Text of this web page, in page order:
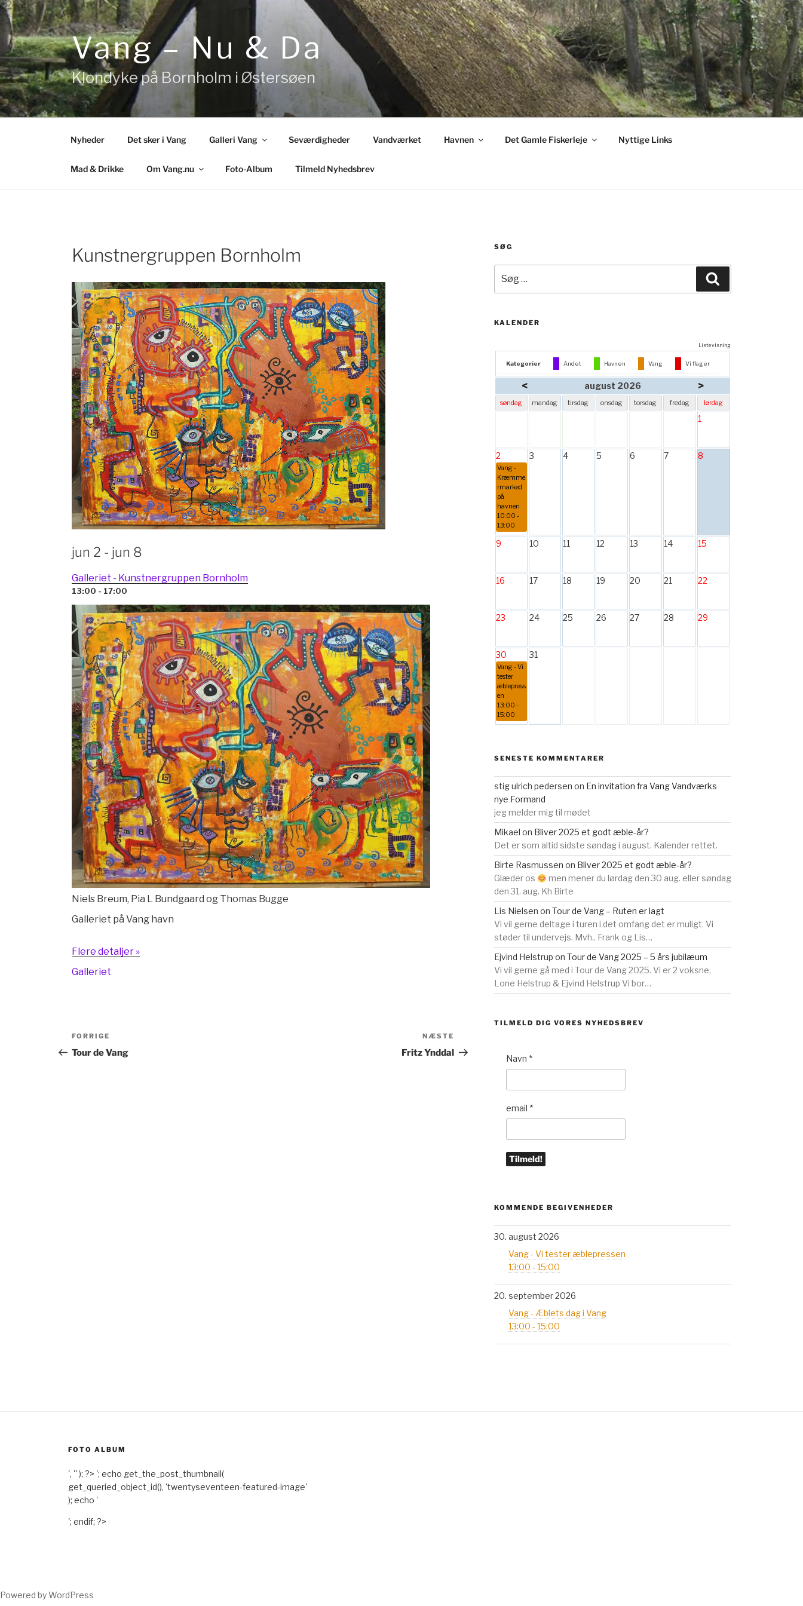
Videre
til
indhold
Vang – Nu & Da
Klondyke på Bornholm i Østersøen
Nyheder Det sker i Vang Galleri Vang Seværdigheder Vandværket Havnen Det Gamle Fiskerleje Nyttige Links
Mad & Drikke Om Vang.nu Foto-Album Tilmeld Nyhedsbrev
Kunstnergruppen Bornholm
jun 2 - jun 8
Galleriet - Kunstnergruppen Bornholm
13:00 - 17:00
Niels Breum, Pia L Bundgaard og Thomas Bugge
Galleriet på Vang havn
Flere detaljer »
Galleriet
Indlægsnavigation
Forrige
indlæg
FORRIGE
Tour de Vang
indlæg
NÆSTE
Fritz Ynddal
SØG
efter:
KALENDER
Listevisning
Kategorier Andet Havnen Vang Vi flager
< august 2026 >
søndag mandag tirsdag onsdag torsdag fredag lørdag
1
2
Vang -
Kræmme
rmarked
på
havnen
10:00 -
13:00
3 4 5 6 7 8
9 10 11 12 13 14 15
16 17 18 19 20 21 22
23 24 25 26 27 28 29
30
Vang - Vi
tester
æblepress
en
13:00 -
15:00
31
SENESTE KOMMENTARER
stig ulrich pedersen on En invitation fra Vang Vandværks
nye Formand
jeg melder mig til mødet
Mikael on Bliver 2025 et godt æble-år?
Det er som altid sidste søndag i august. Kalender rettet.
Birte Rasmussen on Bliver 2025 et godt æble-år?
Glæder os
men mener du lørdag den 30 aug. eller søndag
den 31. aug. Kh Birte
Lis Nielsen on Tour de Vang – Ruten er lagt
Vi vil gerne deltage i turen i det omfang det er muligt. Vi
støder til undervejs. Mvh.. Frank og Lis…
Ejvind Helstrup on Tour de Vang 2025 – 5 års jubilæum
Vi vil gerne gå med i Tour de Vang 2025. Vi er 2 voksne,
Lone Helstrup & Ejvind Helstrup Vi bor…
TILMELD DIG VORES NYHEDSBREV
Navn *
email *
KOMMENDE BEGIVENHEDER
30. august 2026
Vang - Vi tester æblepressen
13:00 - 15:00
20. september 2026
Vang - Æblets dag i Vang
13:00 - 15:00
FOTO ALBUM
', '' ); ?> '; echo get_the_post_thumbnail(
get_queried_object_id(), 'twentyseventeen-featured-image'
); echo '
'; endif; ?>
Powered by WordPress